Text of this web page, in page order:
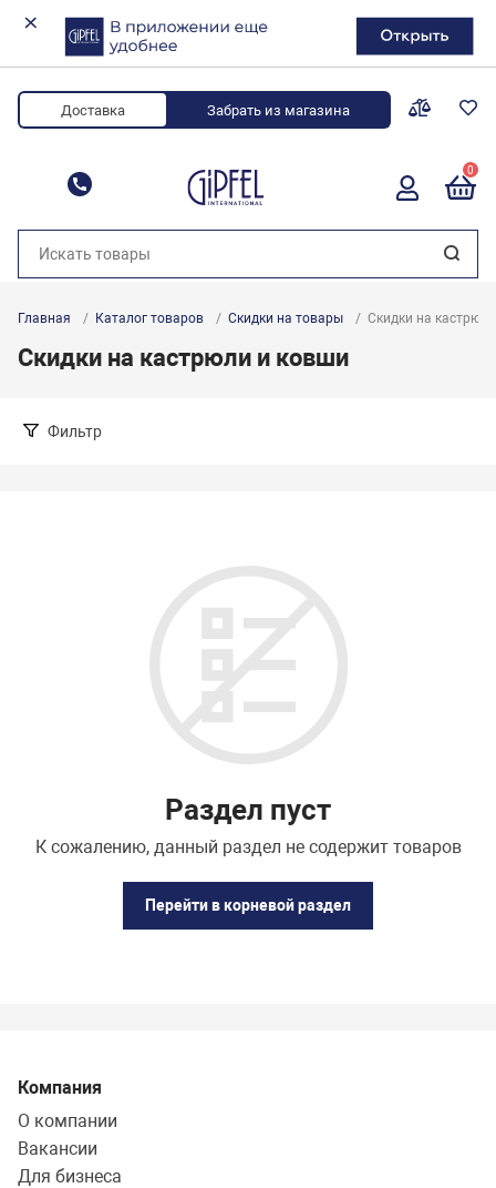
Доставка Забрать из магазина
8 (800) 700-34-88
0
Главная Каталог товаров Скидки на товары Скидки на
Скидки на кастрюли и ковши
Фильтр
Раздел пуст
К сожалению, данный раздел не содержит товаров
Перейти в корневой раздел
Компания
О компании
Вакансии
Для бизнеса